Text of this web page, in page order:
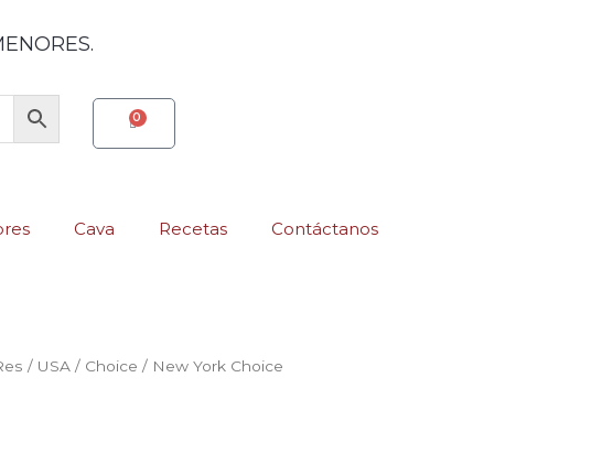
0CART
Cava Recetas Contáctanos
/ USA / Choice / New York Choice